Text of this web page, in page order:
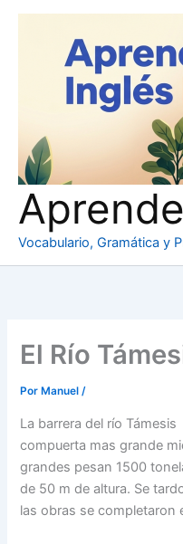
Vocabulario, Gramática y
El Río
Por Manuel/
La barrera del río
compuerta mas grande
grandes pesan 1500
de 50 m de altura. Se
las obras se completaron